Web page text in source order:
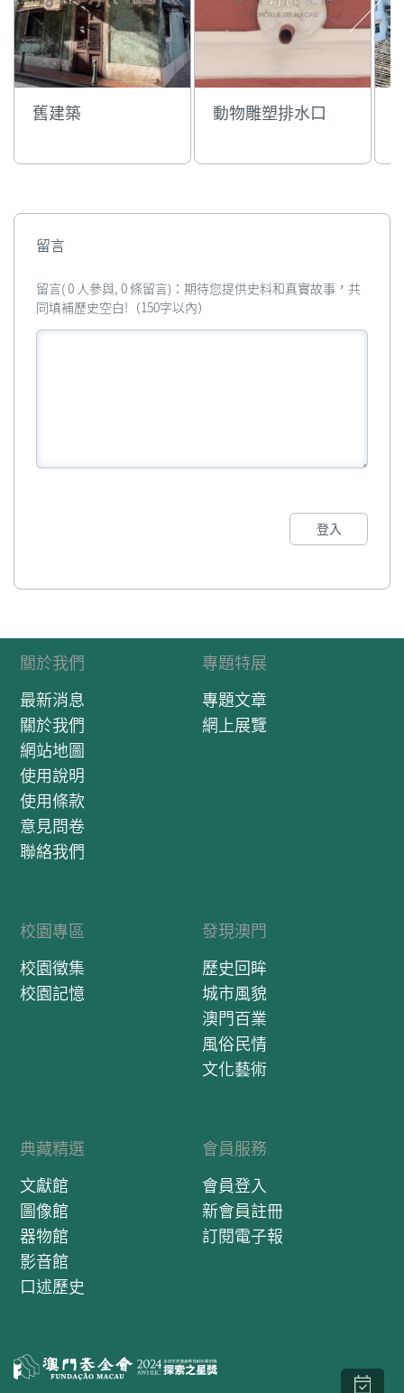
舊建築 動物雕塑排水口
留言
留言( 0 人參與, 0 條留言)：期待您提供史料和真實故事，共
同填補歷史空白!（150字以內）
登入
關於我們
最新消息
關於我們
網站地圖
使用說明
使用條款
意見問卷
聯絡我們
專題特展
專題文章
網上展覽
校園專區
校園徵集
校園記憶
發現澳門
歷史回眸
城市風貌
澳門百業
風俗民情
文化藝術
典藏精選
文獻館
圖像館
器物館
影音館
口述歷史
會員服務
會員登入
新會員註冊
訂閱電子報